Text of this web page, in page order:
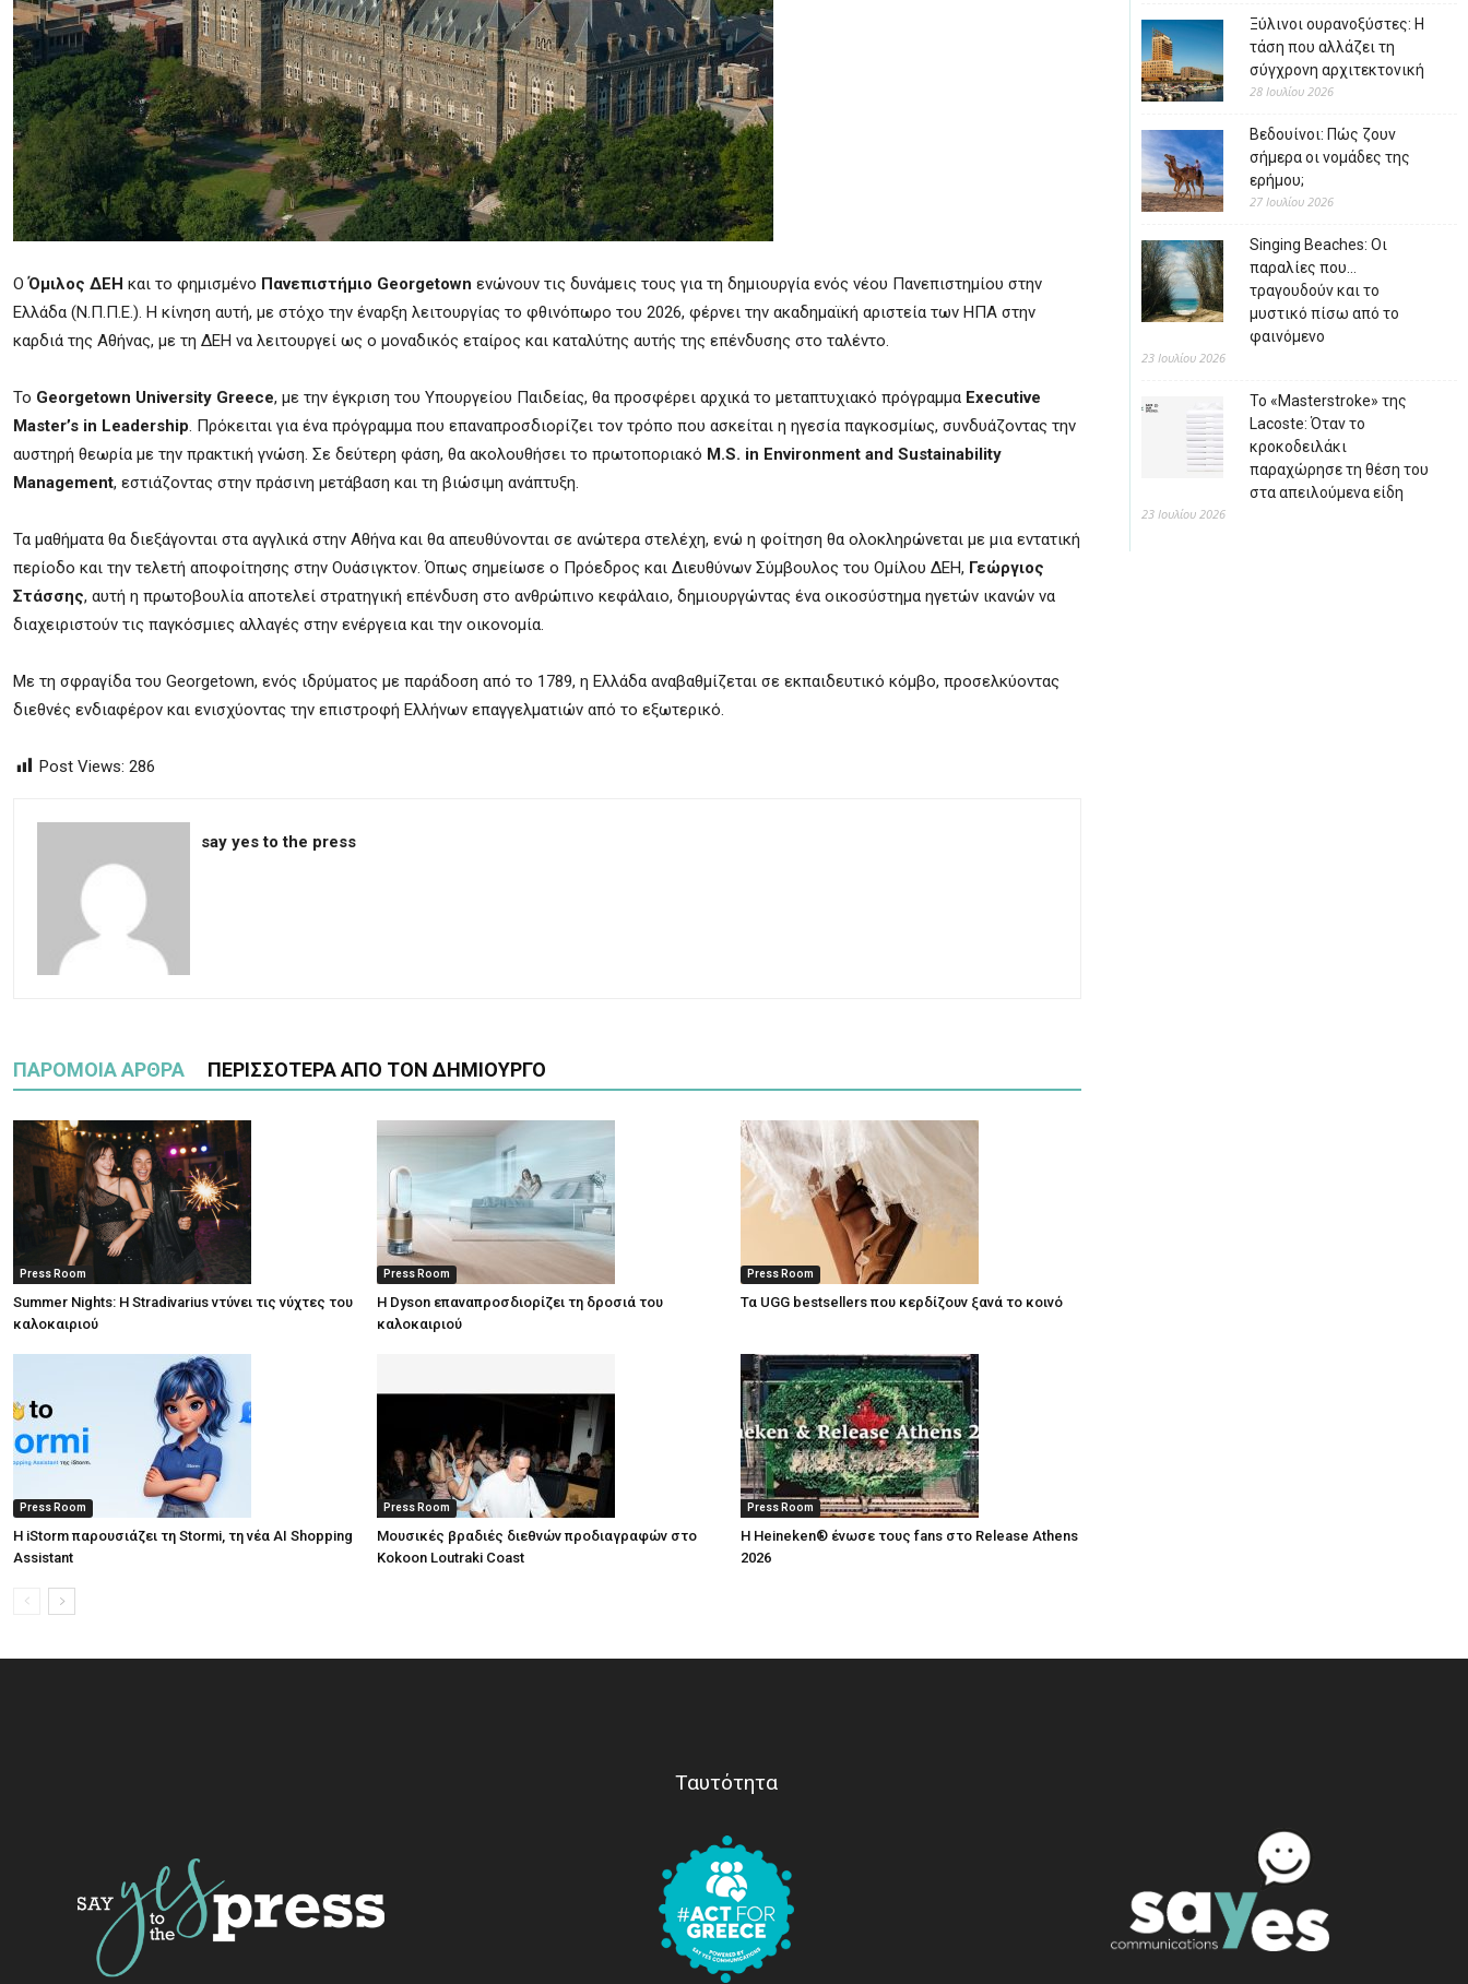
ΟΌμιλος ΔΕΗ και το φημισμένο Πανεπιστήμιο Georgetown ενώνουν τις δυνάμεις τους για τη δημιουργία ενός νέου Πανεπιστημίου στην
Ελλάδα (Ν.Π.Π.Ε.). Η κίνηση αυτή, με στόχο την έναρξη λειτουργίας το φθινόπωρο του 2026, φέρνει την ακαδημαϊκή αριστεία των ΗΠΑ στην
καρδιά της Αθήνας, με τη ΔΕΗ να λειτουργεί ως ο μοναδικός εταίρος και καταλύτης αυτής της επένδυσης στο ταλέντο.
Το Georgetown University Greece, με την έγκριση του Υπουργείου Παιδείας, θα προσφέρει αρχικά το μεταπτυχιακό πρόγραμμα Executive
Master’s in Leadership. Πρόκειται για ένα πρόγραμμα που επαναπροσδιορίζει τον τρόπο που ασκείται η ηγεσία παγκοσμίως, συνδυάζοντας την
αυστηρή θεωρία με την πρακτική γνώση. Σε δεύτερη φάση, θα ακολουθήσει το πρωτοποριακό M.S. in Environment and Sustainability
Management, εστιάζοντας στην πράσινη μετάβαση και τη βιώσιμη ανάπτυξη.
Τα μαθήματα θα διεξάγονται στα αγγλικά στην Αθήνα και θα απευθύνονται σε ανώτερα στελέχη, ενώ η φοίτηση θα ολοκληρώνεται με μια εντατική
περίοδο και την τελετή αποφοίτησης στην Ουάσιγκτον. Όπως σημείωσε ο Πρόεδρος και Διευθύνων Σύμβουλος του Ομίλου ΔΕΗ, Γεώργιος
Στάσσης, αυτή η πρωτοβουλία αποτελεί στρατηγική επένδυση στο ανθρώπινο κεφάλαιο, δημιουργώντας ένα οικοσύστημα ηγετών ικανών να
διαχειριστούν τις παγκόσμιες αλλαγές στην ενέργεια και την οικονομία.
Με τη σφραγίδα του Georgetown, ενός ιδρύματος με παράδοση από το 1789, η Ελλάδα αναβαθμίζεται σε εκπαιδευτικό κόμβο, προσελκύοντας
διεθνές ενδιαφέρον και ενισχύοντας την επιστροφή Ελλήνων επαγγελματιών από το εξωτερικό.
Post Views: 286
say yes to the press
ΠΑΡΟΜΟΙΑ ΑΡΘΡΑ ΠΕΡΙΣΣΟΤΕΡΑ ΑΠΟ ΤΟΝ ΔΗΜΙΟΥΡΓΟ
Press Room
Summer Nights: Η Stradivarius ντύνει τις νύχτες του
καλοκαιριού
Press Room
Η Dyson επαναπροσδιορίζει τη δροσιά του
καλοκαιριού
Press Room
Τα UGG bestsellers που κερδίζουν ξανά το κοινό
Press Room
Η iStorm παρουσιάζει τη Stormi, τη νέα AI Shopping
Assistant
Press Room
Μουσικές βραδιές διεθνών προδιαγραφών στο
Kokoon Loutraki Coast
Press Room
Η Heineken® ένωσε τους fans στο Release Athens
2026
Ξύλινοι ουρανοξύστες: Η
τάση που αλλάζει τη
σύγχρονη αρχιτεκτονική
28 Ιουλίου 2026
Βεδουίνοι: Πώς ζουν
σήμερα οι νομάδες της
ερήμου;
27 Ιουλίου 2026
Singing Beaches: Οι
παραλίες που…
τραγουδούν και το
μυστικό πίσω από το
φαινόμενο
23 Ιουλίου 2026
Το «Masterstroke» της
Lacoste: Όταν το
κροκοδειλάκι
παραχώρησε τη θέση του
στα απειλούμενα είδη
23 Ιουλίου 2026
Ταυτότητα